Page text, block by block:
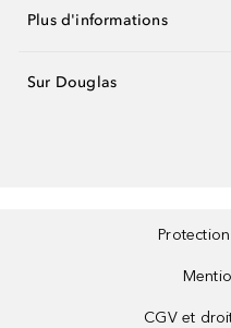
Plus d'informations
Sur Douglas
CGV et